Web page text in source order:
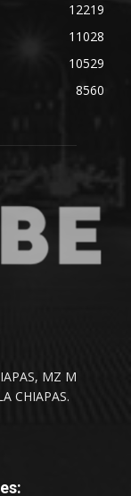
12219
11028
10529
8560
MZ M
CHIAPAS.